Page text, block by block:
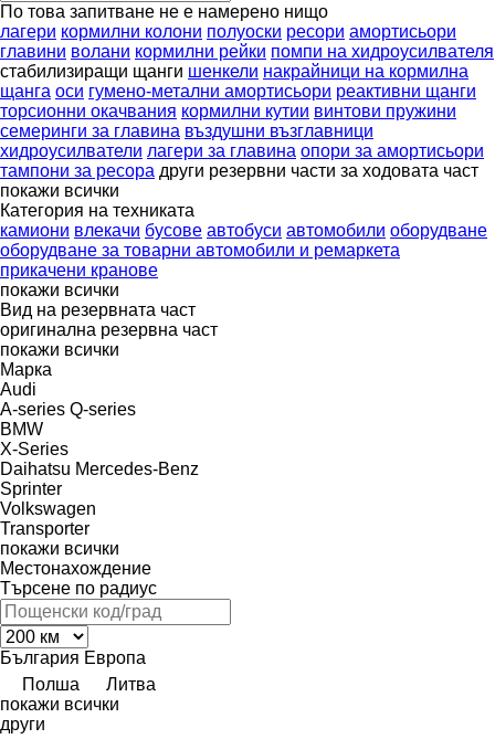
По това запитване не е намерено нищо
лагери кормилни колони полуоски ресори амортисьори
главини волани кормилни рейки помпи на хидроусилвателя
стабилизиращи щанги шенкели накрайници на кормилна
щанга оси гумено-метални амортисьори реактивни щанги
торсионни окачвания кормилни кутии винтови пружини
семеринги за главина въздушни възглавници
хидроусилватели лагери за главина опори за амортисьори
тампони за ресора други резервни части за ходовата част
покажи всички
Категория на техниката
камиони влекачи бусове автобуси автомобили оборудване
оборудване за товарни автомобили и ремаркета
прикачени кранове
покажи всички
Вид на резервната част
оригинална резервна част
покажи всички
Марка
Audi
A-series Q-series
BMW
X-Series
Daihatsu Mercedes-Benz
Sprinter
Volkswagen
Transporter
покажи всички
Местонахождение
Търсене по радиус
България Европа
Полша
Литва
покажи всички
други